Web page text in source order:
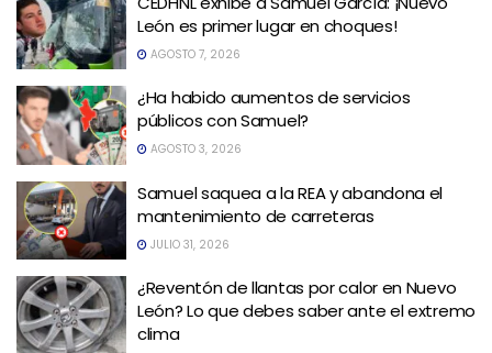
León es primer lugar en choques!
AGOSTO 7, 2026
¿Ha habido aumentos de servicios
públicos con Samuel?
AGOSTO 3, 2026
Samuel saquea a la REA y abandona el
mantenimiento de carreteras
JULIO 31, 2026
¿Reventón de llantas por calor en Nuevo
León? Lo que debes saber ante el extremo
clima